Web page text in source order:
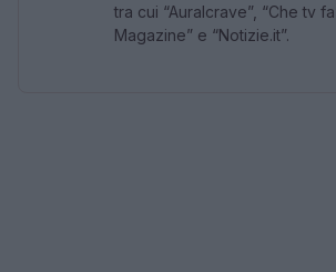
tra cui “Auralcrave”, “Che tv
Magazine” e “Notizie.it”.